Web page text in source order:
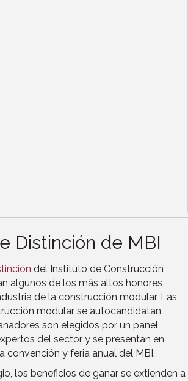
Distinción de MBI
del Instituto de Construcción
algunos de los más altos honores
de la construcción modular. Las
modular se autocandidatan,
son elegidos por un panel
del sector y se presentan en
convención y feria anual del MBI.
los beneficios de ganar se extienden a